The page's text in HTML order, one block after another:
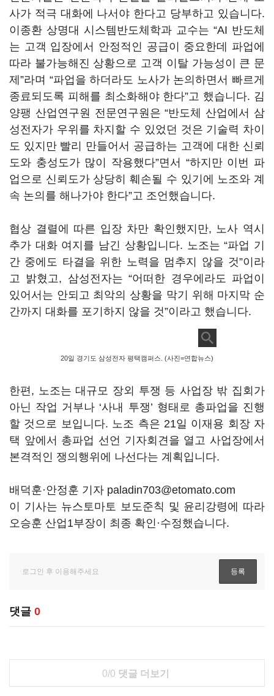
사가 적극 대화에 나서야 한다고 당부하고 있습니다.
이종환 상명대 시스템반도체학과 교수는 “AI 반도체
는 고객 입장에서 안정적인 공급이 중요한데 파업에
따라 불가능해진 상황으로 고객 이탈 가능성이 큰 문
제 ”라며 “파업을 하더라도 노사가 논의하면서 빠르게
종료되도록 피해를 최소화해야 한다”고 했습니다. 김
양팽 산업연구원 전문연구원은“반도체 산업에서 삼
성전자가 우위를 차지할 수 있었던 것은 기술력 차이
도 있지만 빨리 만들어서 공급하는 고객에 대한 신뢰
도와 충성도가 많이 작용했다”면서 “하지만 이번 파
업으로 신뢰도가 상당히 훼손될 수 있기에 노조와 계
속 논의를 해나가야 한다”고 조언했습니다.
협상 결렬에 따른 입장 차만 확인했지만, 노사 역시
추가 대화 여지를 남긴 상황입니다. 노조는“파업 기
간 중에도 타결을 위한 노력을 멈추지 않을 것”이라
고 밝혔고, 삼성전자는“어떠한 경우에라도 파업이
있어서는 안되고 최악의 상황을 막기 위해 마지막 순
간까지 대화를 포기하지 않을 것”이라고 했습니다.
20일 경기도 삼성전자 평택캠퍼스. (사진=연합뉴스)
한편, 노조는 대규모 장외 투쟁 등 사업장 밖 집회가
아닌 작업 거부나 ‘사내 투쟁’ 형태로 총파업을 진행
할 것으로 보입니다. 노조 측은 21일 이재용 회장 자
택 앞에서 총파업 선언 기자회견을 열고 사업장에서
본격적인 쟁의행위에 나선다는 계획입니다.
배덕훈·안정훈 기자 paladin703@etomato.com
이 기사는 뉴스토마토 보도준칙 및 윤리강령에 따라
오승훈 산업1부장이 최종 확인·수정했습니다.
댓글 0
0/0 댓글 더보기